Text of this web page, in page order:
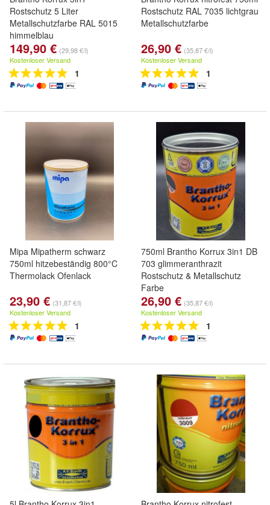
Rostschutz 5 Liter
Metallschutzfarbe RAL 5015
himmelblau
149,90 € (29,98 €/l)
Kostenloser Versand
1
Rostschutz RAL 7035 lichtgrau
Metallschutzfarbe
26,90 € (35,87 €/l)
Kostenloser Versand
1
Mipa Mipatherm schwarz
750ml hitzebeständig 800°C
Thermolack Ofenlack
23,90 € (31,87 €/l)
Kostenloser Versand
1
750ml Brantho Korrux 3in1 DB
703 glimmeranthrazit
Rostschutz & Metallschutz
Farbe
26,90 € (35,87 €/l)
Kostenloser Versand
1